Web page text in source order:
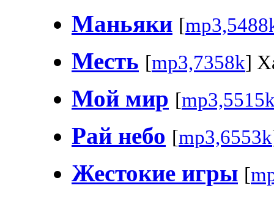
Маньяки [
Месть [mp3,7358k]
Мой мир [
Рай небо [mp3,6553k
Жестокие игры [